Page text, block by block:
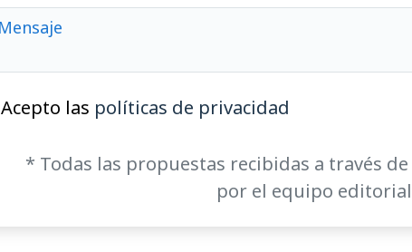
Acepto las políticas de privacidad
* Todas las propuestas recibidas a través
por el equipo editorial